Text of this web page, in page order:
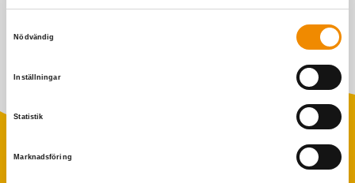
Nödvändig
Inställningar
Statistik
Marknadsföring